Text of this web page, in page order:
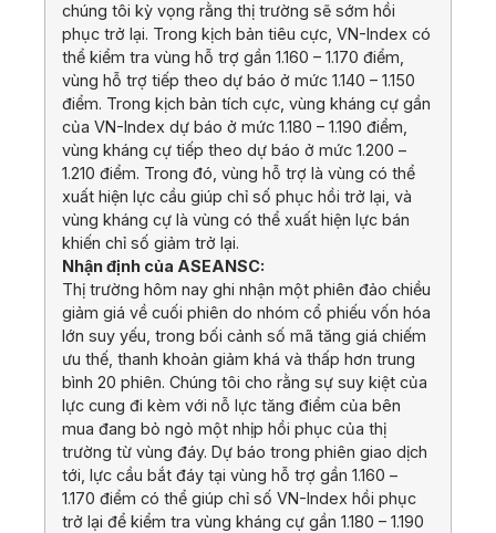
chúng tôi kỳ vọng rằng thị trường sẽ sớm hồi
phục trở lại. Trong kịch bản tiêu cực, VN-Index có
thể kiểm tra vùng hỗ trợ gần 1.160 – 1.170 điểm,
vùng hỗ trợ tiếp theo dự báo ở mức 1.140 – 1.150
điểm. Trong kịch bản tích cực, vùng kháng cự gần
của VN-Index dự báo ở mức 1.180 – 1.190 điểm,
vùng kháng cự tiếp theo dự báo ở mức 1.200 –
1.210 điểm. Trong đó, vùng hỗ trợ là vùng có thể
xuất hiện lực cầu giúp chỉ số phục hồi trở lại, và
vùng kháng cự là vùng có thể xuất hiện lực bán
khiến chỉ số giảm trở lại.
Nhận định của ASEANSC:
Thị trường hôm nay ghi nhận một phiên đảo chiều
giảm giá về cuối phiên do nhóm cổ phiếu vốn hóa
lớn suy yếu, trong bối cảnh số mã tăng giá chiếm
ưu thế, thanh khoản giảm khá và thấp hơn trung
bình 20 phiên. Chúng tôi cho rằng sự suy kiệt của
lực cung đi kèm với nỗ lực tăng điểm của bên
mua đang bỏ ngỏ một nhịp hồi phục của thị
trường từ vùng đáy. Dự báo trong phiên giao dịch
tới, lực cầu bắt đáy tại vùng hỗ trợ gần 1.160 –
1.170 điểm có thể giúp chỉ số VN-Index hồi phục
trở lại để kiểm tra vùng kháng cự gần 1.180 – 1.190